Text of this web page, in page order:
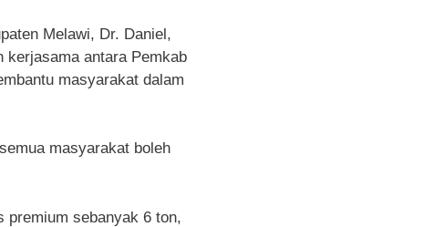
Melawi, Dr. Daniel,
kerjasama antara Pemkab
masyarakat dalam
masyarakat boleh
premium sebanyak 6 ton,